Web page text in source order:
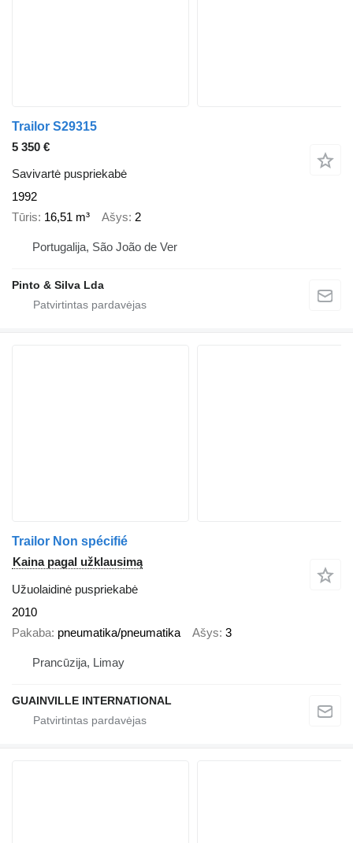
Trailor S29315
5 350 €
Savivartė puspriekabė
1992
Tūris 16,51 m³ Ašys 2
Portugalija, São João de Ver
Pinto & Silva Lda
Trailor Non spécifié
Kaina pagal užklausimą
Užuolaidinė puspriekabė
2010
Pakaba pneumatika/pneumatika Ašys 3
Prancūzija, Limay
GUAINVILLE INTERNATIONAL